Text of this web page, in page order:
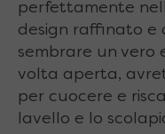
perfettamente
design raffinato e
sembrare un vero
volta aperta,
per cuocere e
lavello e lo